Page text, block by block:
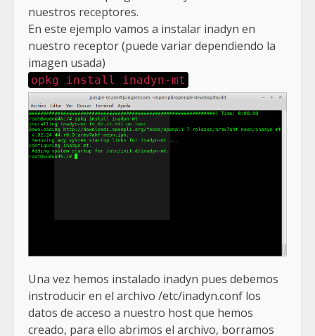
nuestros receptores.
En este ejemplo vamos a instalar inadyn en
nuestro receptor (puede variar dependiendo la
imagen usada)
opkg install inadyn-mt
Una vez hemos instalado inadyn pues debemos
instroducir en el archivo /etc/inadyn.conf los
datos de acceso a nuestro host que hemos
creado, para ello abrimos el archivo, borramos